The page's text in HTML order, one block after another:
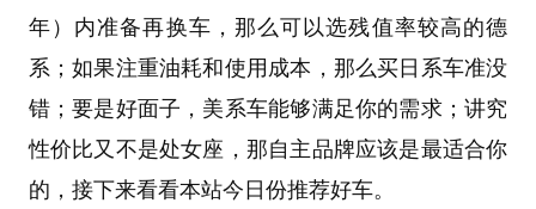
年）内准备再换车，那么可以选残值率较高的德
系；如果注重油耗和使用成本，那么买日系车准没
错；要是好面子，美系车能够满足你的需求；讲究
性价比又不是处女座，那自主品牌应该是最适合你
的，接下来看看本站今日份推荐好车。